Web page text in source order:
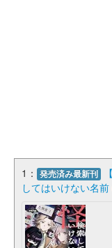
1： 発売済み最新刊
してはいけない名